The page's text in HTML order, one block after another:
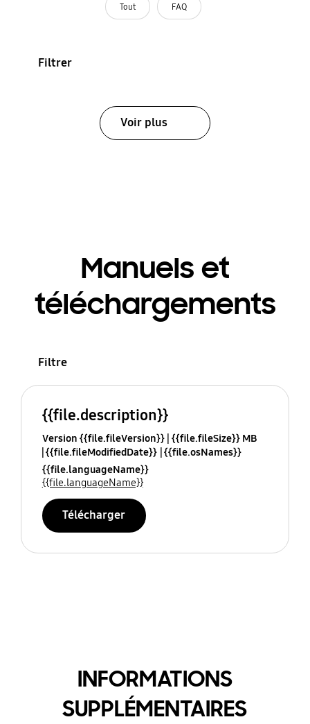
Tout FAQ
Filtrer
Voir plus
Manuels et
téléchargements
Filtre
{{file.description}}
Version {{file.fileVersion}} {{file.fileSize}} MB
{{file.fileModifiedDate}} {{file.osNames}}
{{file.languageName}}
{{file.languageName}}
Télécharger
INFORMATIONS
SUPPLÉMENTAIRES